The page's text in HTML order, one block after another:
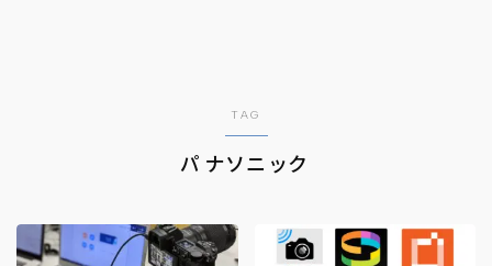
TAG
パナソニック